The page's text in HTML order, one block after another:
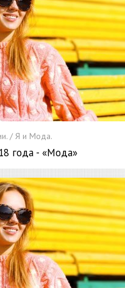
/ Я и Мода.
года - «Мода»